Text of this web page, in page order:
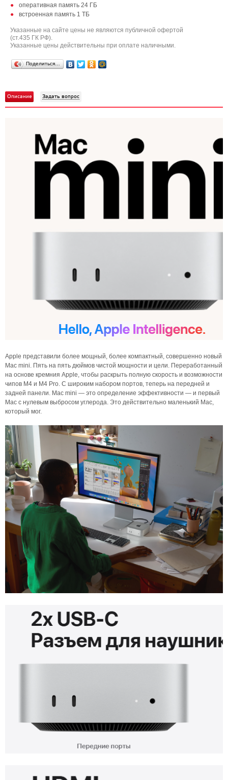
оперативная память 24 ГБ
встроенная память 1 ТБ
Указанные на сайте цены не являются публичной офертой
(ст.435 ГК РФ).
Указанные цены действительны при оплате наличными.
Поделиться…
Описание Задать вопрос
Apple представили более мощный, более компактный, совершенно новый
Mac mini. Пять на пять дюймов чистой мощности и цели. Переработанный
на основе кремния Apple, чтобы раскрыть полную скорость и возможности
чипов M4 и M4 Pro. С широким набором портов, теперь на передней и
задней панели. Mac mini — это определение эффективности — и первый
Mac с нулевым выбросом углерода. Это действительно маленький Mac,
который мог.